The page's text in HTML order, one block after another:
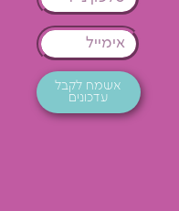
אשמח לקבל
עדכונים